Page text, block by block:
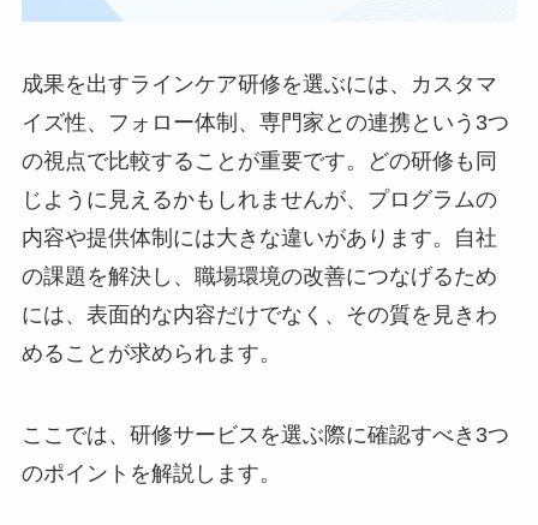
成果を出すラインケア研修を選ぶには、カスタマ
イズ性、フォロー体制、専門家との連携という3
つの視点で比較することが重要です。どの研修も
同じように見えるかもしれませんが、プログラム
の内容や提供体制には大きな違いがあります。自
社の課題を解決し、職場環境の改善につなげるた
めには、表面的な内容だけでなく、その質を見き
ここでは、研修サービスを選ぶ際に確認すべき3